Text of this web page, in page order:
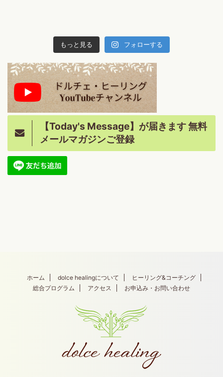
もっと見る フォローする
【Today's Message】が届きます 無料
メールマガジンご登録
ホーム dolce healingについて
ヒーリング&コーチング
総合プログラム
アクセス お申込み・お問い合わせ